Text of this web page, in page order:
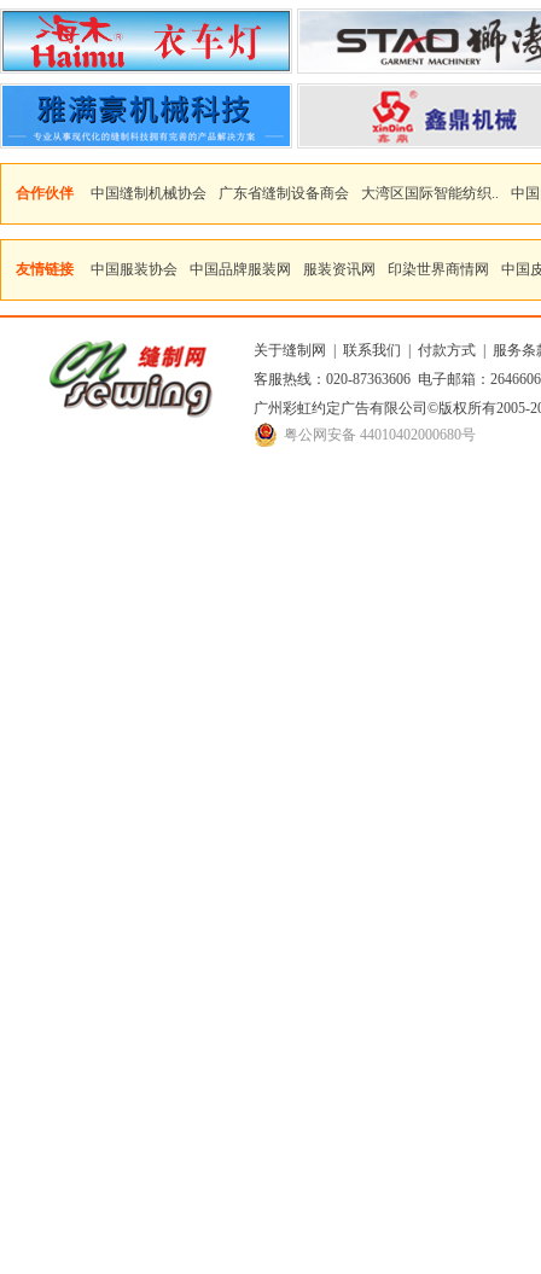
合作伙伴 中国缝制机械协会 广东省缝制设备商会 大湾区国际智能纺织.. 中
友情链接 中国服装协会 中国品牌服装网 服装资讯网 印染世界商情网 中国
关于缝制网 联系我们 付款方式
服务条
客服热线：020-87363606 电子邮箱：
广州彩虹约定广告有限公司 ©版权所有2005-
粤公网安备 44010402000680号